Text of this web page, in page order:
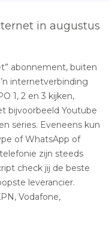
in augustus
abonnement, buiten
internetverbinding
1, 2 en 3 kijken,
bijvoorbeeld Youtube
series. Eveneens kun
of WhatsApp of
zijn steeds
check jij de beste
leverancier.
Vodafone,